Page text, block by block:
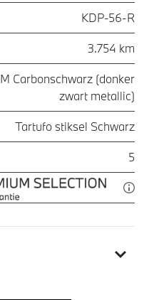
KDP-56-R
3.754 km
M Carbonschwarz (donker
zwart metallic)
Tartufo stiksel Schwarz
5